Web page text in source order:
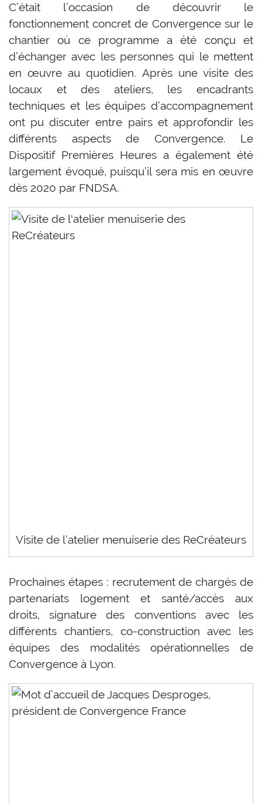
C’était l’occasion de découvrir le
fonctionnement concret de Convergence sur le
chantier où ce programme a été conçu et
d’échanger avec les personnes qui le mettent
en œuvre au quotidien. Après une visite des
locaux et des ateliers, les encadrants
techniques et les équipes d’accompagnement
ont pu discuter entre pairs et approfondir les
différents aspects de Convergence. Le
Dispositif Premières Heures a également été
largement évoqué, puisqu’il sera mis en œuvre
dès 2020 par FNDSA.
Visite de l’atelier menuiserie des ReCréateurs
Prochaines étapes : recrutement de chargés de
partenariats logement et santé/accès aux
droits, signature des conventions avec les
différents chantiers, co-construction avec les
équipes des modalités opérationnelles de
Convergence à Lyon.